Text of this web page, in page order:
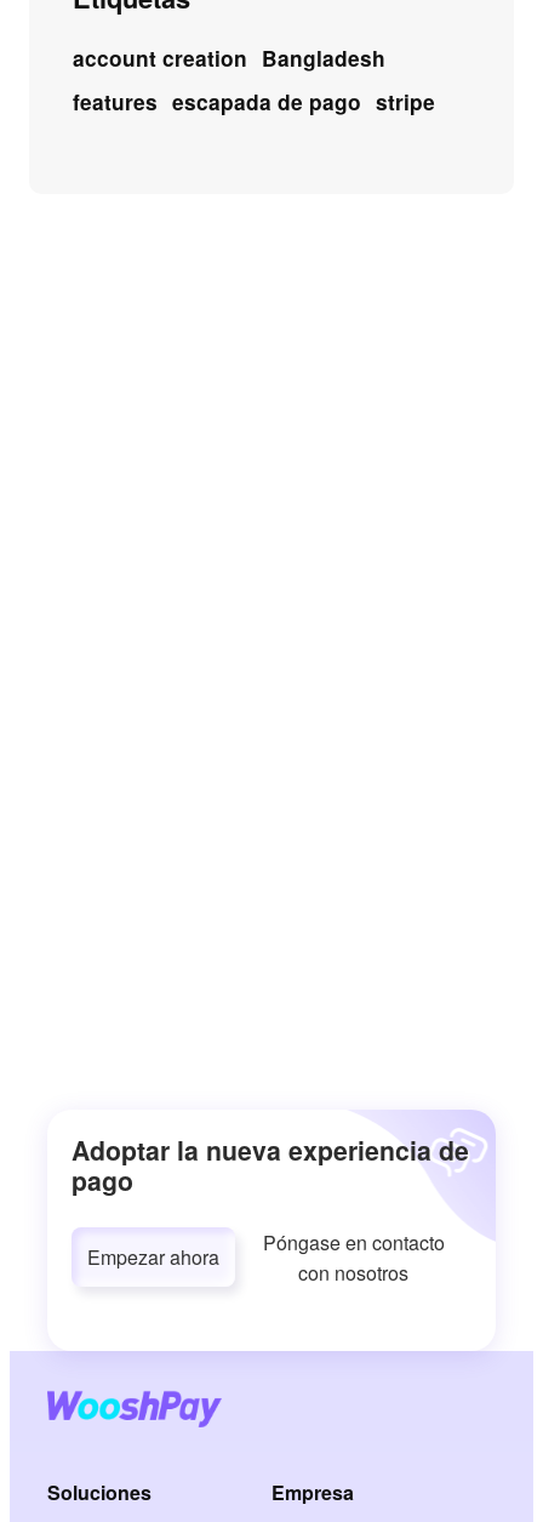
account creation Bangladesh
features escapada de pago stripe
Adoptar la nueva experiencia de
pago
Empezar ahora
Póngase en contacto
con nosotros
Soluciones Empresa